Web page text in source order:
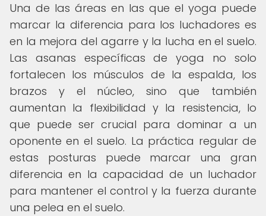
Una de las áreas en las que el yoga puede
marcar la diferencia para los luchadores es
en la mejora del agarre y la lucha en el suelo.
Las asanas específicas de yoga no solo
fortalecen los músculos de la espalda, los
brazos y el núcleo, sino que también
aumentan la flexibilidad y la resistencia, lo
que puede ser crucial para dominar a un
oponente en el suelo. La práctica regular de
estas posturas puede marcar una gran
diferencia en la capacidad de un luchador
para mantener el control y la fuerza durante
una pelea en el suelo.